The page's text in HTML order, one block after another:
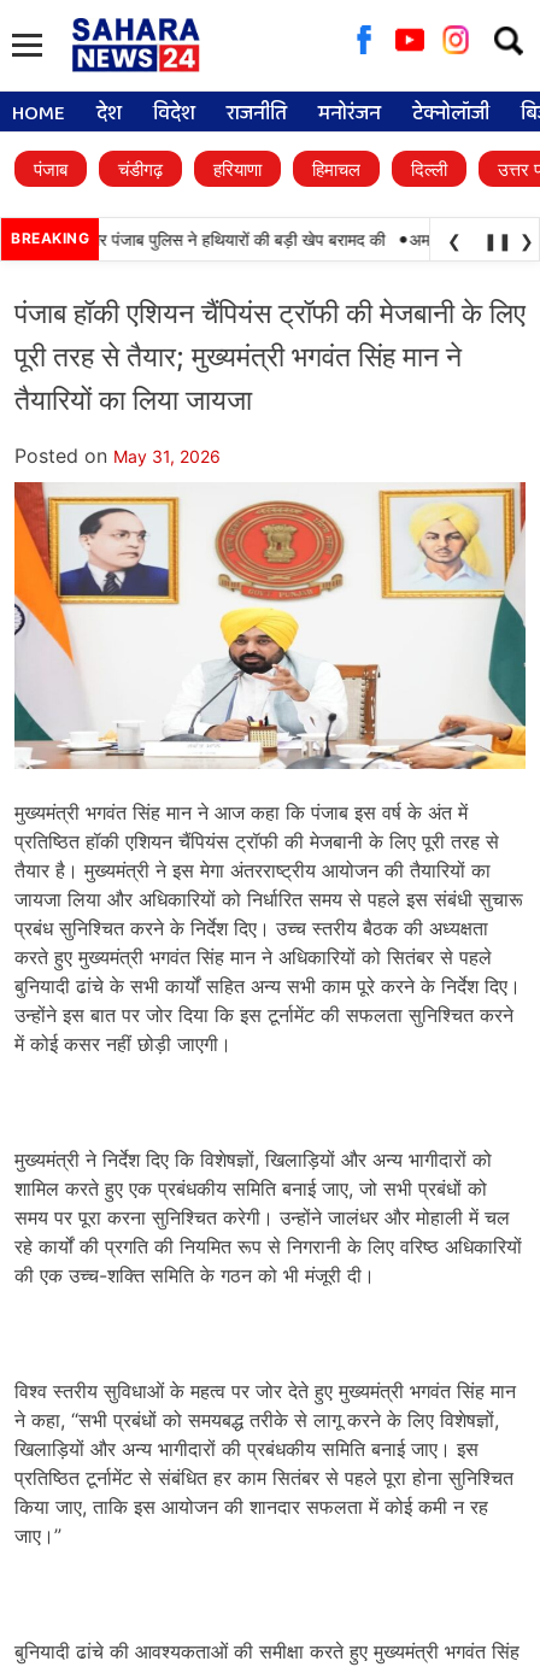
for:
HOME देश विदेश राजनीति मनोरंजन टेक्नोलॉजी
पंजाब चंडीगढ़ हरियाणा हिमाचल दिल्ली उत्तर
BREAKING
BSF और पंजाब पुलिस ने हथियारों की बड़ी खेप बरामद की • अमन अरोड़ा ने शाहकोट
❮ ❚❚ ❯
पंजाब हॉकी एशियन चैंपियंस ट्रॉफी की मेजबानी के लिए
पूरी तरह से तैयार; मुख्यमंत्री भगवंत सिंह मान ने
तैयारियों का लिया जायजा
Posted on May 31, 2026
मुख्यमंत्री भगवंत सिंह मान ने आज कहा कि पंजाब इस वर्ष के अंत में
प्रतिष्ठित हॉकी एशियन चैंपियंस ट्रॉफी की मेजबानी के लिए पूरी तरह से
तैयार है। मुख्यमंत्री ने इस मेगा अंतरराष्ट्रीय आयोजन की तैयारियों का
जायजा लिया और अधिकारियों को निर्धारित समय से पहले इस संबंधी सुचारू
प्रबंध सुनिश्चित करने के निर्देश दिए। उच्च स्तरीय बैठक की अध्यक्षता
करते हुए मुख्यमंत्री भगवंत सिंह मान ने अधिकारियों को सितंबर से पहले
बुनियादी ढांचे के सभी कार्यों सहित अन्य सभी काम पूरे करने के निर्देश दिए।
उन्होंने इस बात पर जोर दिया कि इस टूर्नामेंट की सफलता सुनिश्चित करने
में कोई कसर नहीं छोड़ी जाएगी।
मुख्यमंत्री ने निर्देश दिए कि विशेषज्ञों, खिलाड़ियों और अन्य भागीदारों को
शामिल करते हुए एक प्रबंधकीय समिति बनाई जाए, जो सभी प्रबंधों को
समय पर पूरा करना सुनिश्चित करेगी। उन्होंने जालंधर और मोहाली में चल
रहे कार्यों की प्रगति की नियमित रूप से निगरानी के लिए वरिष्ठ अधिकारियों
की एक उच्च-शक्ति समिति के गठन को भी मंजूरी दी।
विश्व स्तरीय सुविधाओं के महत्व पर जोर देते हुए मुख्यमंत्री भगवंत सिंह मान
ने कहा, “सभी प्रबंधों को समयबद्ध तरीके से लागू करने के लिए विशेषज्ञों,
खिलाड़ियों और अन्य भागीदारों की प्रबंधकीय समिति बनाई जाए। इस
प्रतिष्ठित टूर्नामेंट से संबंधित हर काम सितंबर से पहले पूरा होना सुनिश्चित
किया जाए, ताकि इस आयोजन की शानदार सफलता में कोई कमी न रह
जाए।”
बुनियादी ढांचे की आवश्यकताओं की समीक्षा करते हुए मुख्यमंत्री भगवंत सिंह